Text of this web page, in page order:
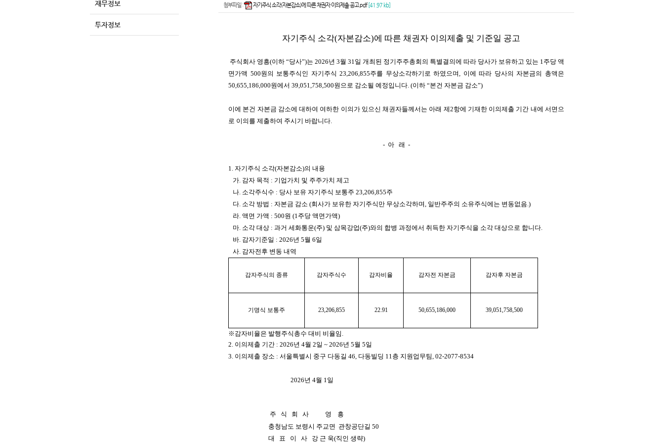
재무정보
투자정보
첨부파일: 자기주식 소각(자본감소)에 따른 채권자 이의제출 공고.pdf [41.97 kb]
자기주식 소각(자본감소)에 따른 채권자 이의제출 및 기준일 공고
주식회사 영흥(이하 “당사”)는 2026년 3월 31일 개최된 정기주주총회의 특별결의에 따라 당사가 보유하고 있는 1주당 액
면가액 500원의 보통주식인 자기주식 23,206,855주를 무상소각하기로 하였으며, 이에 따라 당사의 자본금의 총액은
50,655,186,000원에서 39,051,758,500원으로 감소될 예정입니다. (이하 “본건 자본금 감소”)
이에 본건 자본금 감소에 대하여 여하한 이의가 있으신 채권자들께서는 아래 제2항에 기재한 이의제출 기간 내에 서면으
로 이의를 제출하여 주시기 바랍니다.
- 아 래 -
1. 자기주식 소각(자본감소)의 내용
가. 감자 목적 : 기업가치 및 주주가치 제고
나. 소각주식수 : 당사 보유 자기주식 보통주 23,206,855주
다. 소각 방법 : 자본금 감소 (회사가 보유한 자기주식만 무상소각하며, 일반주주의 소유주식에는 변동없음.)
라. 액면 가액 : 500원 (1주당 액면가액)
마. 소각 대상 : 과거 세화통운(주) 및 삼목강업(주)와의 합병 과정에서 취득한 자기주식을 소각 대상으로 합니다.
바. 감자기준일 : 2026년 5월 6일
사. 감자전후 변동 내역
감자주식의 종류 감자주식수 감자비율 감자전 자본금 감자후 자본금
기명식 보통주 23,206,855 22.91 50,655,186,000 39,051,758,500
※감자비율은 발행주식총수 대비 비율임.
2. 이의제출 기간 : 2026년 4월 2일 ~ 2026년 5월 5일
3. 이의제출 장소 : 서울특별시 중구 다동길 46, 다동빌딩 11층 지원업무팀, 02-2077-8534
2026년 4월 1일
주 식 회 사 영 흥
충청남도 보령시 주교면 관창공단길 50
대 표 이 사 강 근 욱(직인 생략)